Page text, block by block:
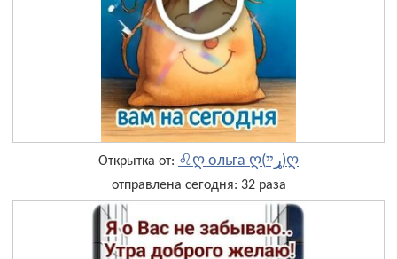
Открытка от: ♌ღ ольга ღ(ړײ)ღ
отправлена сегодня: 32 раза